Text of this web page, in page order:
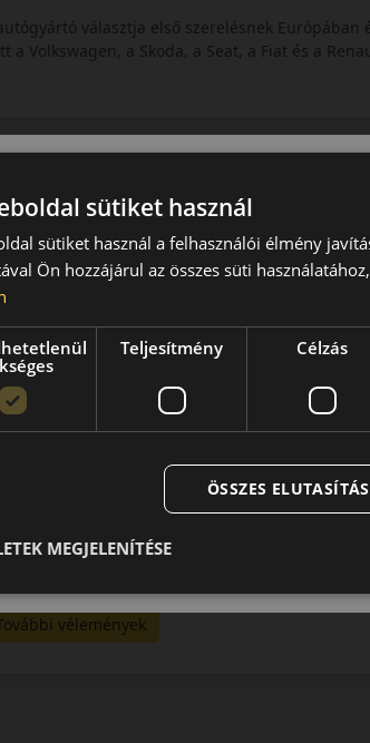
választja első szerelésnek Európában
Volkswagen, a Skoda, a Seat, a Fiat és a
is megfelelő lesz.
vélemények
sütiket használ
sütiket használ a felhasználói élmény
Ön hozzájárul az összes süti
Teljesítmény Célzás
ÖSSZES
MEGJELENÍTÉSE